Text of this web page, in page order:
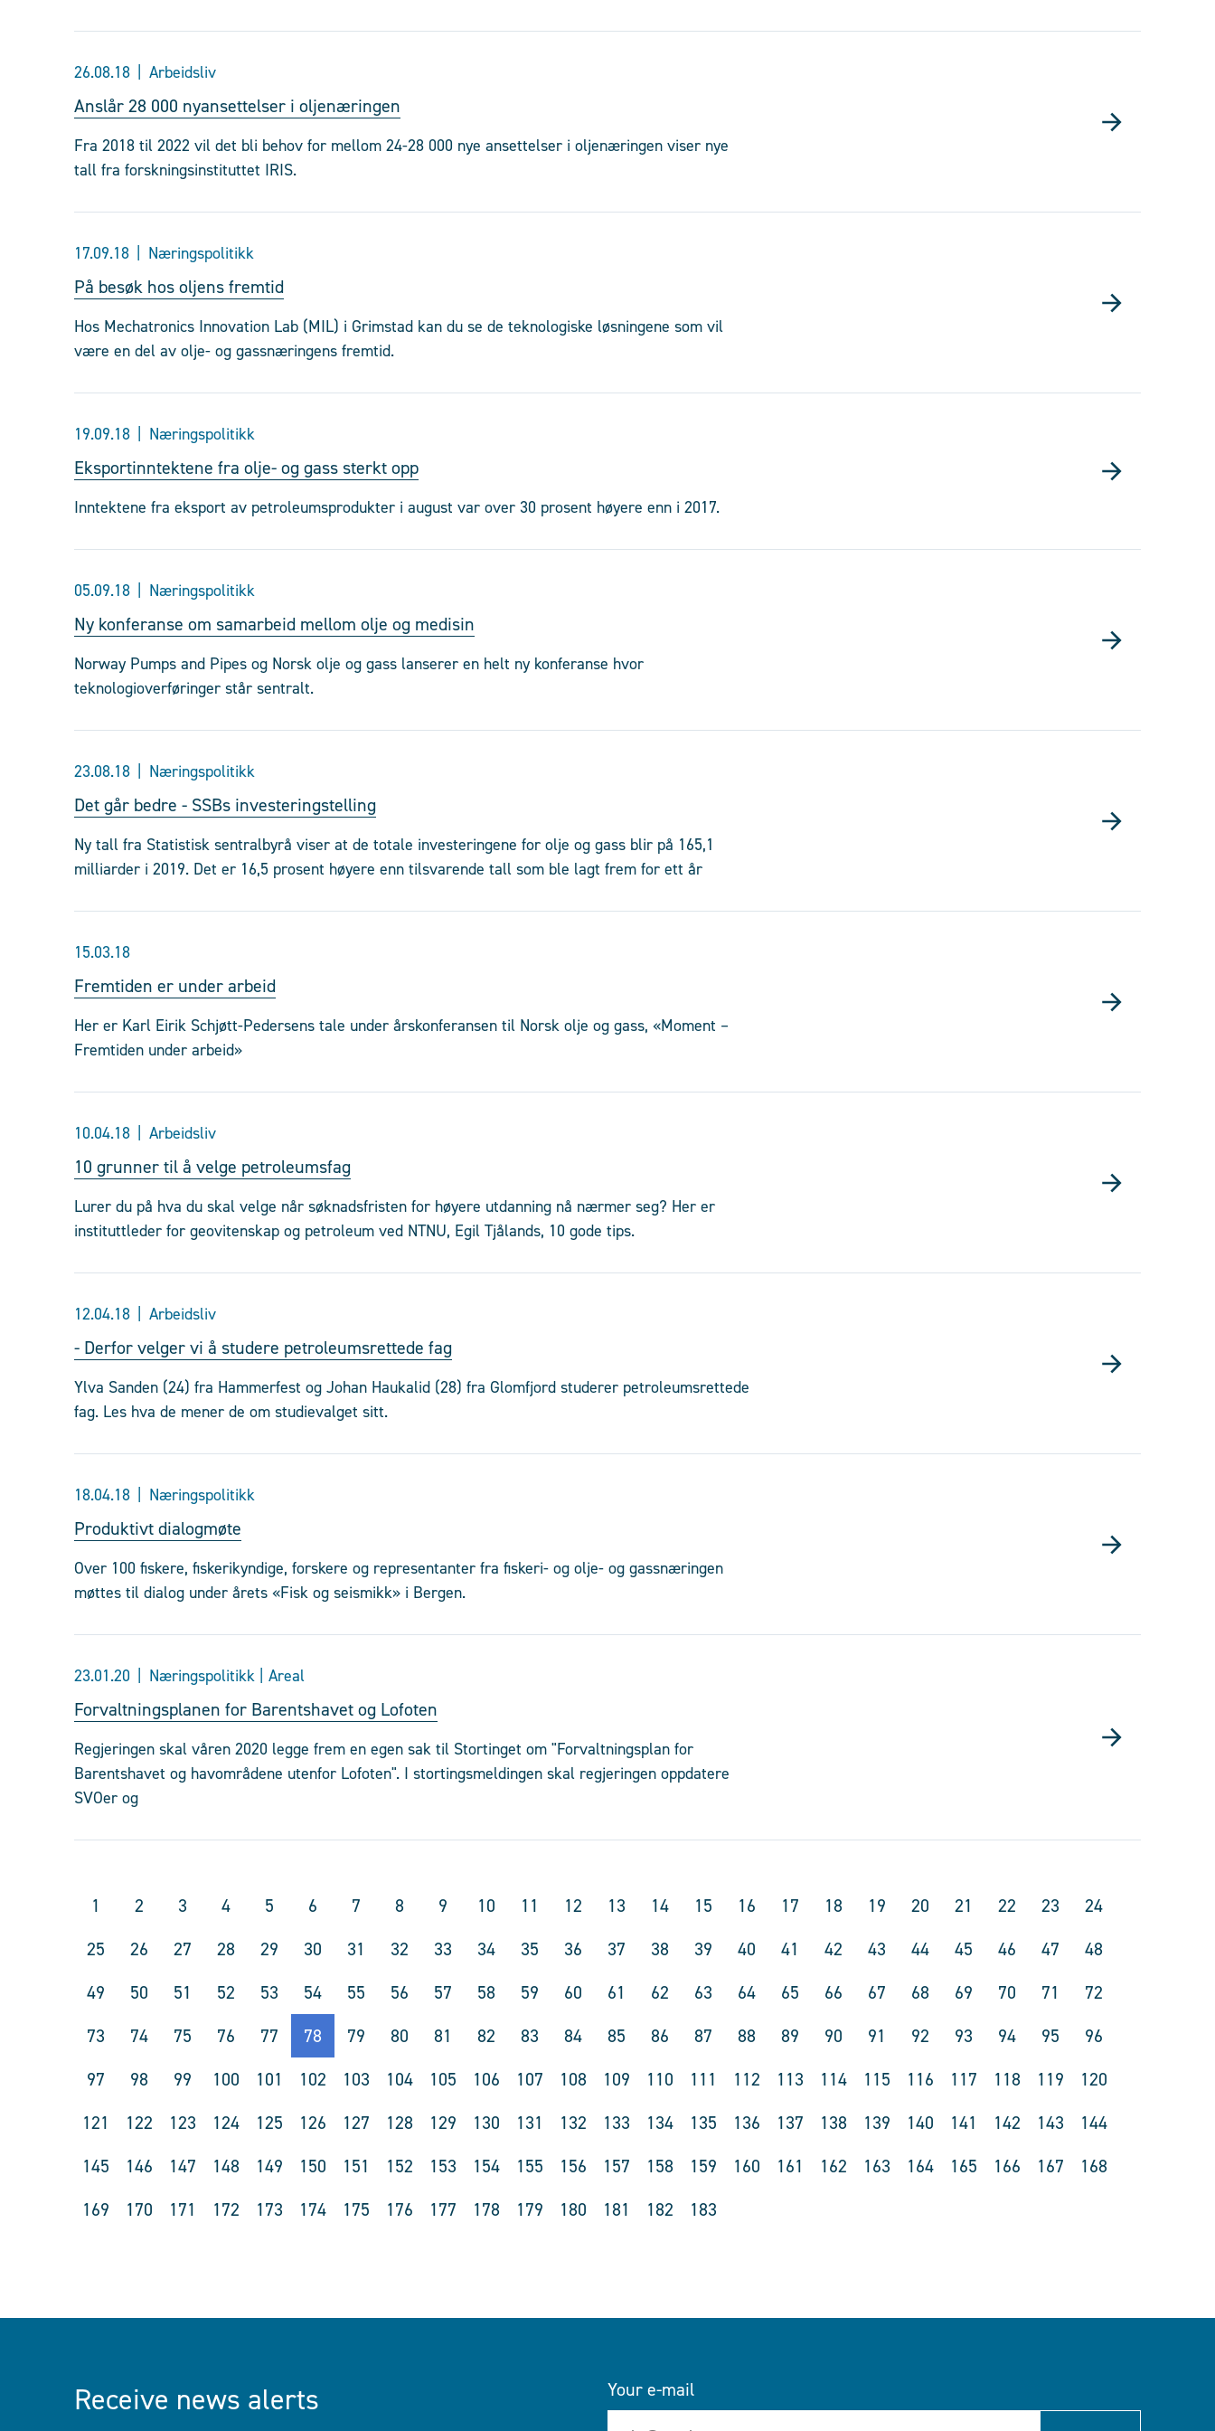
26.08.18 Arbeidsliv
Anslår 28 000 nyansettelser i oljenæringen
Fra 2018 til 2022 vil det bli behov for mellom 24-28 000 nye ansettelser i oljenæringen viser nye
tall fra forskningsinstituttet IRIS.
17.09.18 Næringspolitikk
På besøk hos oljens fremtid
Hos Mechatronics Innovation Lab (MIL) i Grimstad kan du se de teknologiske løsningene som vil
være en del av olje- og gassnæringens fremtid.
19.09.18 Næringspolitikk
Eksportinntektene fra olje- og gass sterkt opp
Inntektene fra eksport av petroleumsprodukter i august var over 30 prosent høyere enn i 2017.
05.09.18 Næringspolitikk
Ny konferanse om samarbeid mellom olje og medisin
Norway Pumps and Pipes og Norsk olje og gass lanserer en helt ny konferanse hvor
teknologioverføringer står sentralt.
23.08.18 Næringspolitikk
Det går bedre - SSBs investeringstelling
Ny tall fra Statistisk sentralbyrå viser at de totale investeringene for olje og gass blir på 165,1
milliarder i 2019. Det er 16,5 prosent høyere enn tilsvarende tall som ble lagt frem for ett år
15.03.18
Fremtiden er under arbeid
Her er Karl Eirik Schjøtt-Pedersens tale under årskonferansen til Norsk olje og gass, «Moment –
Fremtiden under arbeid»
10.04.18 Arbeidsliv
10 grunner til å velge petroleumsfag
Lurer du på hva du skal velge når søknadsfristen for høyere utdanning nå nærmer seg? Her er
instituttleder for geovitenskap og petroleum ved NTNU, Egil Tjålands, 10 gode tips.
12.04.18 Arbeidsliv
- Derfor velger vi å studere petroleumsrettede fag
Ylva Sanden (24) fra Hammerfest og Johan Haukalid (28) fra Glomfjord studerer petroleumsrettede
fag. Les hva de mener de om studievalget sitt.
18.04.18 Næringspolitikk
Produktivt dialogmøte
Over 100 fiskere, fiskerikyndige, forskere og representanter fra fiskeri- og olje- og gassnæringen
møttes til dialog under årets «Fisk og seismikk» i Bergen.
23.01.20 Næringspolitikk | Areal
Forvaltningsplanen for Barentshavet og Lofoten
Regjeringen skal våren 2020 legge frem en egen sak til Stortinget om "Forvaltningsplan for
Barentshavet og havområdene utenfor Lofoten". I stortingsmeldingen skal regjeringen oppdatere
SVOer og
1 2 3 4 5 6 7 8 9 10 11 12 13 14 15 16 17 18 19 20 21 22 23
24
25
26 27 28 29 30 31 32 33 34 35 36 37 38 39 40 41 42 43 44 45 46 47
48
49
50 51 52 53 54 55 56 57 58 59 60 61 62 63 64 65 66 67 68 69 70 71
72
73
74 75 76 77 78 79 80 81 82 83 84 85 86 87 88 89 90 91 92 93 94 95
96
97
98 99 100 101 102 103 104 105 106 107 108 109 110 111 112 113 114 115 116 117 118 119
120
121
122 123 124 125 126 127 128 129 130 131 132 133 134 135 136 137 138 139 140 141 142 143
144
145
146 147 148 149 150 151 152 153 154 155 156 157 158 159 160 161 162 163 164 165 166 167
168
169
170 171 172 173 174 175 176 177 178 179 180 181 182 183
Receive news alerts Your e-mail